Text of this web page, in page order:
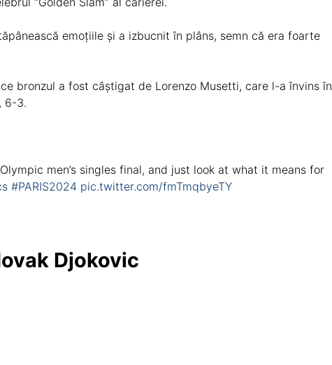
emoțiile și a izbucnit în plâns, semn că era foarte
bronzul a fost câștigat de Lorenzo Musetti, care l-a învins în
6-3.
men’s singles final, and just look at what it means for
#PARIS2024 pic.twitter.com/fmTmqbyeTY
Djokovic